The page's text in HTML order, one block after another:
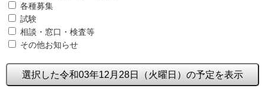
各種募集
試験
相談・窓口・検査等
その他お知らせ
選択した令和03年12月28日（火曜日）の予定を表示